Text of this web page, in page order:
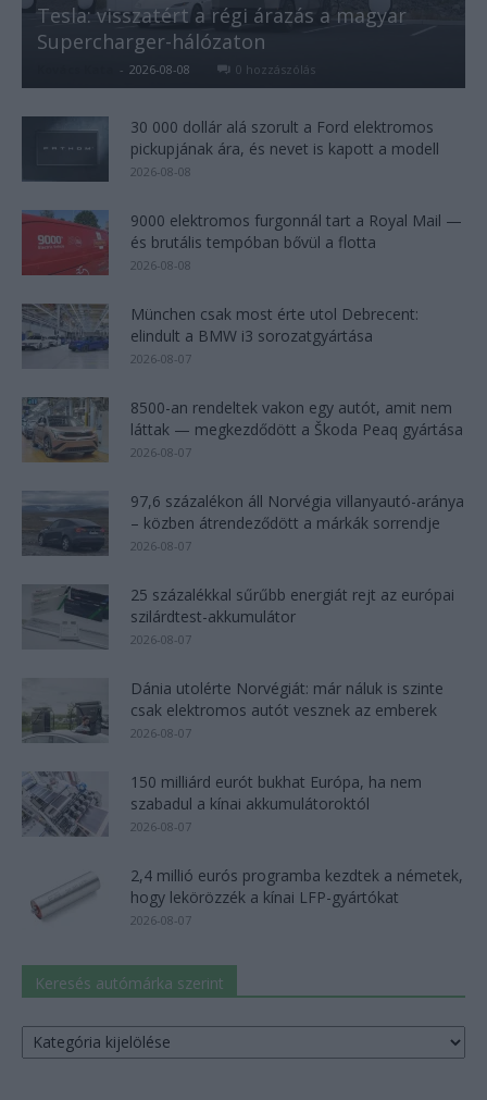
Tesla: visszatért a régi árazás a magyar
Supercharger-hálózaton
- 2026-08-08 0 hozzászólás
30 000 dollár alá szorult a Ford elektromos
pickupjának ára, és nevet is kapott a modell
2026-08-08
9000 elektromos furgonnál tart a Royal Mail —
és brutális tempóban bővül a flotta
2026-08-08
München csak most érte utol Debrecent:
elindult a BMW i3 sorozatgyártása
2026-08-07
8500-an rendeltek vakon egy autót, amit nem
láttak — megkezdődött a Škoda Peaq gyártása
2026-08-07
97,6 százalékon áll Norvégia villanyautó-aránya
– közben átrendeződött a márkák sorrendje
2026-08-07
25 százalékkal sűrűbb energiát rejt az európai
szilárdtest-akkumulátor
2026-08-07
Dánia utolérte Norvégiát: már náluk is szinte
csak elektromos autót vesznek az emberek
2026-08-07
150 milliárd eurót bukhat Európa, ha nem
szabadul a kínai akkumulátoroktól
2026-08-07
2,4 millió eurós programba kezdtek a németek,
hogy lekörözzék a kínai LFP-gyártókat
2026-08-07
Keresés autómárka szerint
Keresés
autómárka